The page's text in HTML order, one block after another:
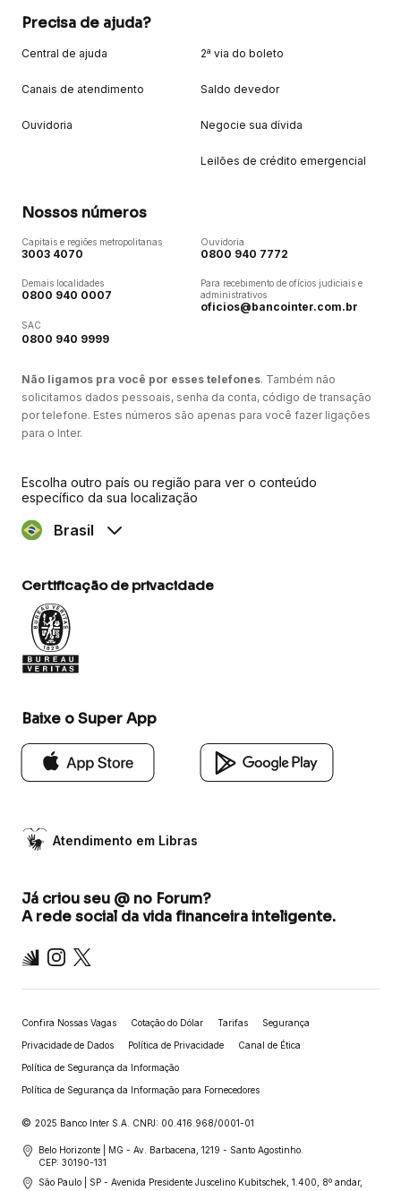
Precisa de ajuda?
Central de ajuda
Canais de atendimento
Ouvidoria
2ª via do boleto
Saldo devedor
Negocie sua dívida
Leilões de crédito emergencial
Nossos números
Capitais e regiões metropolitanas
3003 4070
Demais localidades
0800 940 0007
SAC
0800 940 9999
Ouvidoria
0800 940 7772
Para recebimento de ofícios judiciais e
administrativos
oficios@bancointer.com.br
Não ligamos pra você por esses telefones. Também não
solicitamos dados pessoais, senha da conta, código de transação
por telefone. Estes números são apenas para você fazer ligações
para o Inter.
Escolha outro país ou região para ver o conteúdo
específico da sua localização
Brasil
Certificação de privacidade
Baixe o Super App
Atendimento em Libras
Já criou seu @ no Forum?
A rede social da vida financeira inteligente.
Inter Instagram
X
Confira Nossas Vagas Cotação do Dólar Tarifas Segurança
Privacidade de Dados Política de Privacidade Canal de Ética
Política de Segurança da Informação
Política de Segurança da Informação para Fornecedores
© 2025 Banco Inter S.A. CNPJ: 00.416.968/0001-01
Belo Horizonte | MG - Av. Barbacena, 1219 - Santo Agostinho.
CEP: 30190-131
São Paulo | SP - Avenida Presidente Juscelino Kubitschek, 1.400, 8º andar,